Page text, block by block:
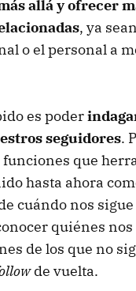
allá y ofrecer
, ya
o el personal a
es poder
seguidores.
funciones que
hasta ahora
cuándo nos
quiénes
de los que no
de vuelta.